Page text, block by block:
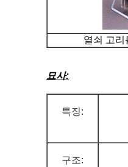
열쇠 고리
묘사:
특징:
구조: